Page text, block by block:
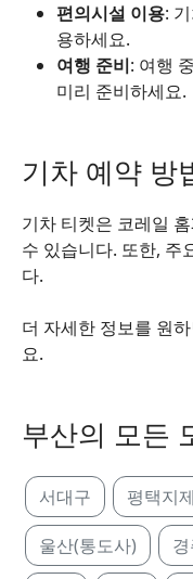
편의시설 이용:
용하세요.
여행 준비: 여행
미리 준비하세요.
기차 예약 방
기차 티켓은 코레일
수 있습니다. 또한, 주
다.
더 자세한 정보를 원
요.
부산의 모든
서대구 평택지제
울산(통도사)